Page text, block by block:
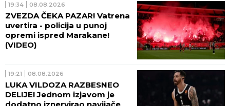
19:34 08.08.2026
ZVEZDA ČEKA PAZAR! Vatrena
uvertira - policija u punoj
opremi ispred Marakane!
(VIDEO)
19:21 08.08.2026
LUKA VILDOZA RAZBESNEO
DELIJE! Jednom izjavom je